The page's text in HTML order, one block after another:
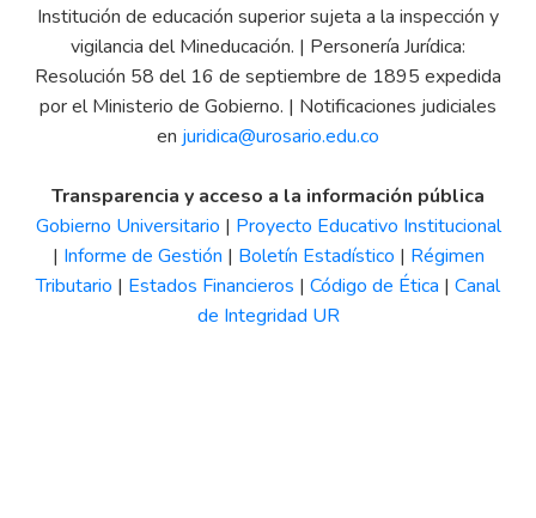
Institución de educación superior sujeta a la inspección y
vigilancia del Mineducación. | Personería Jurídica:
Resolución 58 del 16 de septiembre de 1895 expedida
por el Ministerio de Gobierno. | Notificaciones judiciales
en juridica@urosario.edu.co
Transparencia y acceso a la información pública
Gobierno Universitario | Proyecto Educativo Institucional
| Informe de Gestión | Boletín Estadístico | Régimen
Tributario | Estados Financieros | Código de Ética | Canal
de Integridad UR